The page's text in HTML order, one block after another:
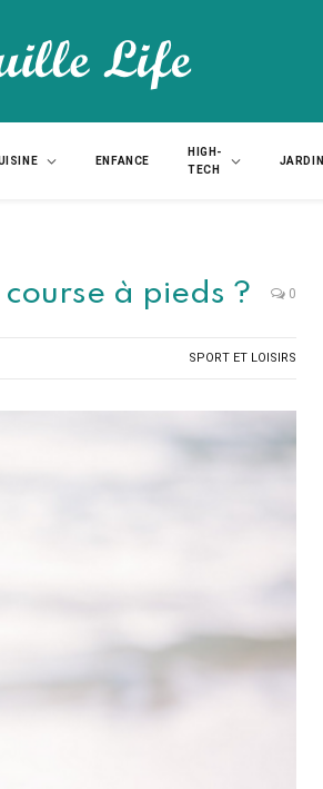
ENFANCE
HIGH-
TECH
JARDIN
à pieds ? 0
SPORT ET LOISIRS